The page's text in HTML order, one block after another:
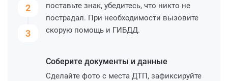
2
3
поставьте знак, убедитесь, что никто не
пострадал. При необходимости вызовите
скорую помощь и ГИБДД.
Соберите документы и данные
Сделайте фото с места ДТП, зафиксируйте